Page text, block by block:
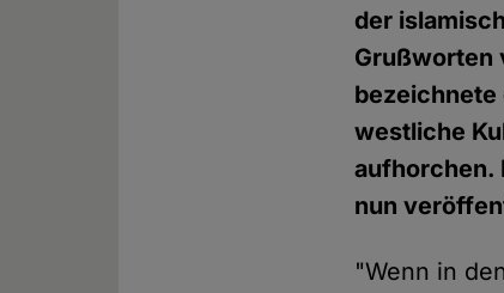
der
Grußworten
westliche
aufhorchen.
nun
"Wenn in